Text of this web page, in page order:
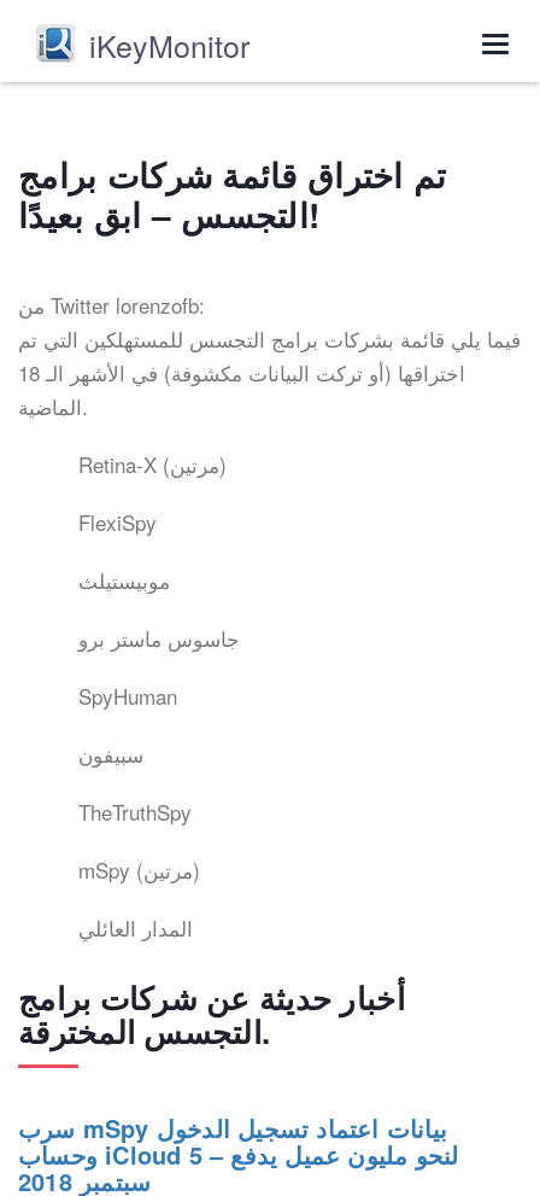
iKeyMonitor
تم اختراق قائمة شركات برامج
التجسس – ابق بعيدًا!
من Twitter lorenzofb:
فيما يلي قائمة بشركات برامج التجسس للمستهلكين التي تم
اختراقها (أو تركت البيانات مكشوفة) في الأشهر الـ 18
الماضية.
Retina-X (مرتين)
FlexiSpy
موبيستيلث
جاسوس ماستر برو
SpyHuman
سبيفون
TheTruthSpy
mSpy (مرتين)
المدار العائلي
أخبار حديثة عن شركات برامج
التجسس المخترقة.
سرب mSpy بيانات اعتماد تسجيل الدخول
وحساب iCloud لنحو مليون عميل يدفع – 5
سبتمبر 2018